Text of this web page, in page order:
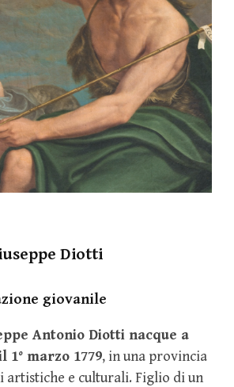
Diotti
giovanile
Antonio Diotti nacque a
1° marzo 1779, in una provincia
artistiche e culturali. Figlio di un